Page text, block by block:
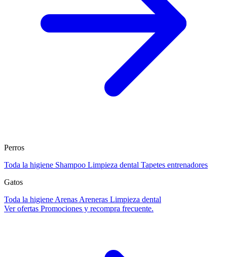
Perros
Toda la higiene Shampoo Limpieza dental Tapetes entrenadores
Gatos
Toda la higiene Arenas Areneras Limpieza dental
Ver ofertas Promociones y recompra frecuente.